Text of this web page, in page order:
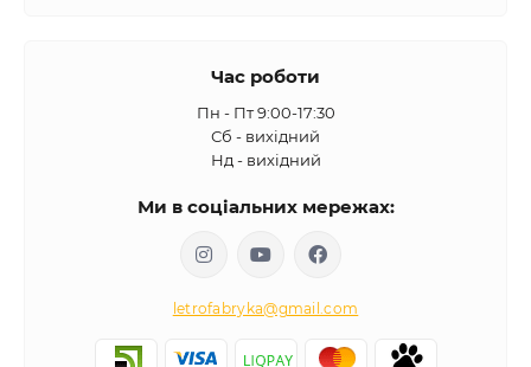
Час роботи
Пн - Пт 9:00-17:30
Сб - вихідний
Нд - вихідний
Ми в соціальних мережах:
letrofabryka@gmail.com